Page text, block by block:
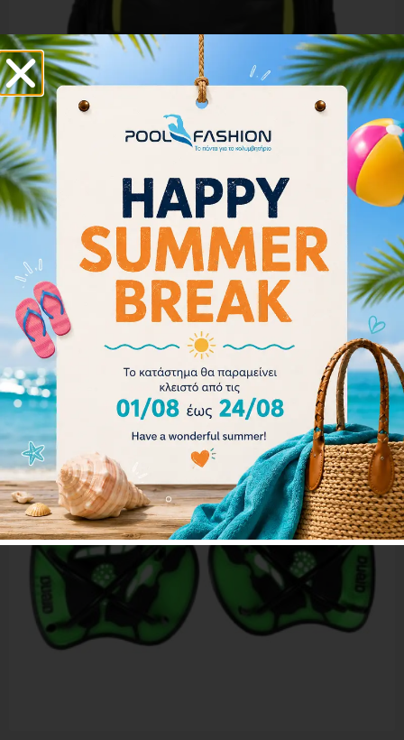
Arena Spiky III Backpack 35 005597-101
65.00€
Διαβάστε περισσότερα